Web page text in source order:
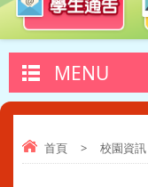
MENU
首頁 > 校園資訊